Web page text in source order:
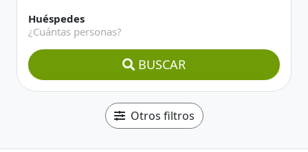
Huéspedes
¿Cuántas personas?
BUSCAR
Otros filtros